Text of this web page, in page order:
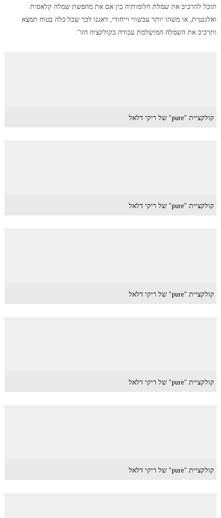
תוכל להרכיב את שמלת חלומותיה בין אם את מחפשת שמלה קלאסית
ואלגנטית, או משהו יותר עכשווי וייחודי, דאגנו לכך שכל כלה בטוח תמצא
ותרכיב את השמלה המושלמת עבורה בקולקציה הזו".
קולקציית "pure" של ריקי דלאל
קולקציית "pure" של ריקי דלאל
קולקציית "pure" של ריקי דלאל
קולקציית "pure" של ריקי דלאל
קולקציית "pure" של ריקי דלאל